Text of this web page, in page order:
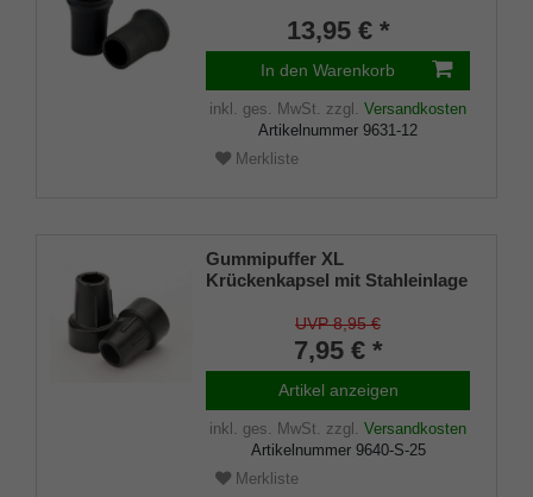
13,95 € *
In den Warenkorb
inkl. ges. MwSt. zzgl. Versandkosten
Artikelnummer 9631-12
Merkliste
Gummipuffer XL
Krückenkapsel mit Stahleinlage
UVP 8,95 €
7,95 € *
Artikel anzeigen
inkl. ges. MwSt. zzgl. Versandkosten
Artikelnummer 9640-S-25
Merkliste